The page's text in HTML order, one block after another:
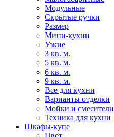
Модульные
Скрытые ручки
Размер
Мини-кухни
Узкие
3 кв. м.
5 кв. м.
6 кв. м.
9 кв. м.
Все для кухни
Варианты отделки
Мойки и смесители
Техника для кухни
Шкафы-купе